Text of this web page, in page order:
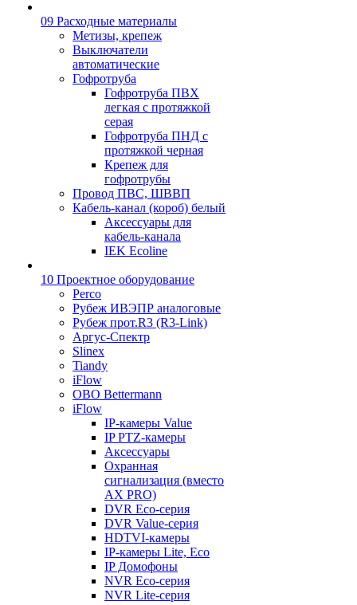
09 Расходные материалы
Метизы, крепеж
Выключатели
автоматические
Гофротруба
Гофротруба ПВХ
легкая с протяжкой
серая
Гофротруба ПНД с
протяжкой черная
Крепеж для
гофротрубы
Провод ПВС, ШВВП
Кабель-канал (короб) белый
Аксессуары для
кабель-канала
IEK Ecoline
10 Проектное оборудование
Perco
Рубеж ИВЭПР аналоговые
Рубеж прот.R3 (R3-Link)
Аргус-Спектр
Slinex
Tiandy
iFlow
OBO Bettermann
iFlow
IP-камеры Value
IP PTZ-камеры
Аксессуары
Охранная
сигнализация (вместо
AX PRO)
DVR Eco-серия
DVR Value-серия
HDTVI-камеры
IP-камеры Lite, Eco
IP Домофоны
NVR Eco-серия
NVR Lite-серия